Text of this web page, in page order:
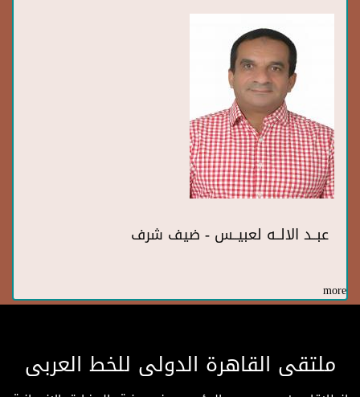
عبــد الالــه لعبيــس - ضيف شرف
more
ملتقى القاهرة الدولى للخط العربى